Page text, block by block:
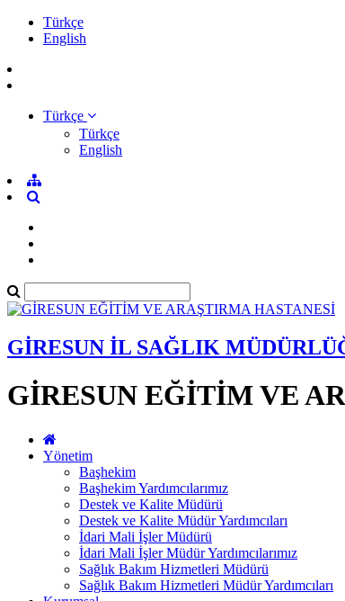
Türkçe
English
Türkçe
Türkçe
English
GİRESUN İL SAĞLIK
GİRESUN EĞİTİM VE
Yönetim
Başhekim
Başhekim Yardımcılarımız
Destek ve Kalite Müdürü
Destek ve Kalite Müdür Yardımcıları
İdari Mali İşler Müdürü
İdari Mali İşler Müdür Yardımcılarımız
Sağlık Bakım Hizmetleri Müdürü
Sağlık Bakım Hizmetleri Müdür Yardımcıları